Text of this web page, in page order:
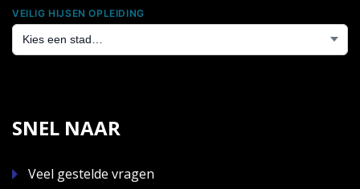
VEILIG HIJSEN OPLEIDING
SNEL NAAR
Veel gestelde vragen